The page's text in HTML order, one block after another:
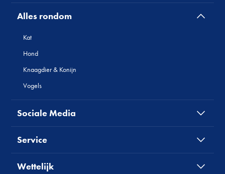
Alles rondom
Kat
Hond
Knaagdier & Konijn
Vogels
Sociale Media
Service
Wettelijk